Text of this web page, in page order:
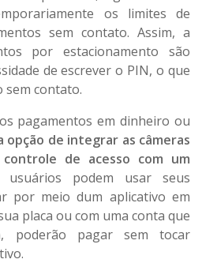
os limites de
sem contato. Assim, a
por estacionamento são
de escrever o PIN, o que
sem contato.
pagamentos em dinheiro ou
opção de integrar as câmeras
de acesso com um
usuários podem usar seus
por meio dum aplicativo em
placa ou com uma conta que
poderão pagar sem tocar